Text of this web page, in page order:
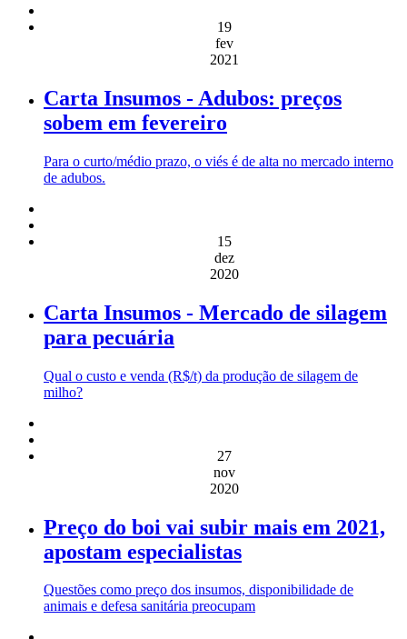
19
fev
2021
Carta Insumos - Adubos: preços
sobem em fevereiro
Para o curto/médio prazo, o viés é de alta no mercado interno
de adubos.
15
dez
2020
Carta Insumos - Mercado de silagem
para pecuária
Qual o custo e venda (R$/t) da produção de silagem de
milho?
27
nov
2020
Preço do boi vai subir mais em 2021,
apostam especialistas
Questões como preço dos insumos, disponibilidade de
animais e defesa sanitária preocupam